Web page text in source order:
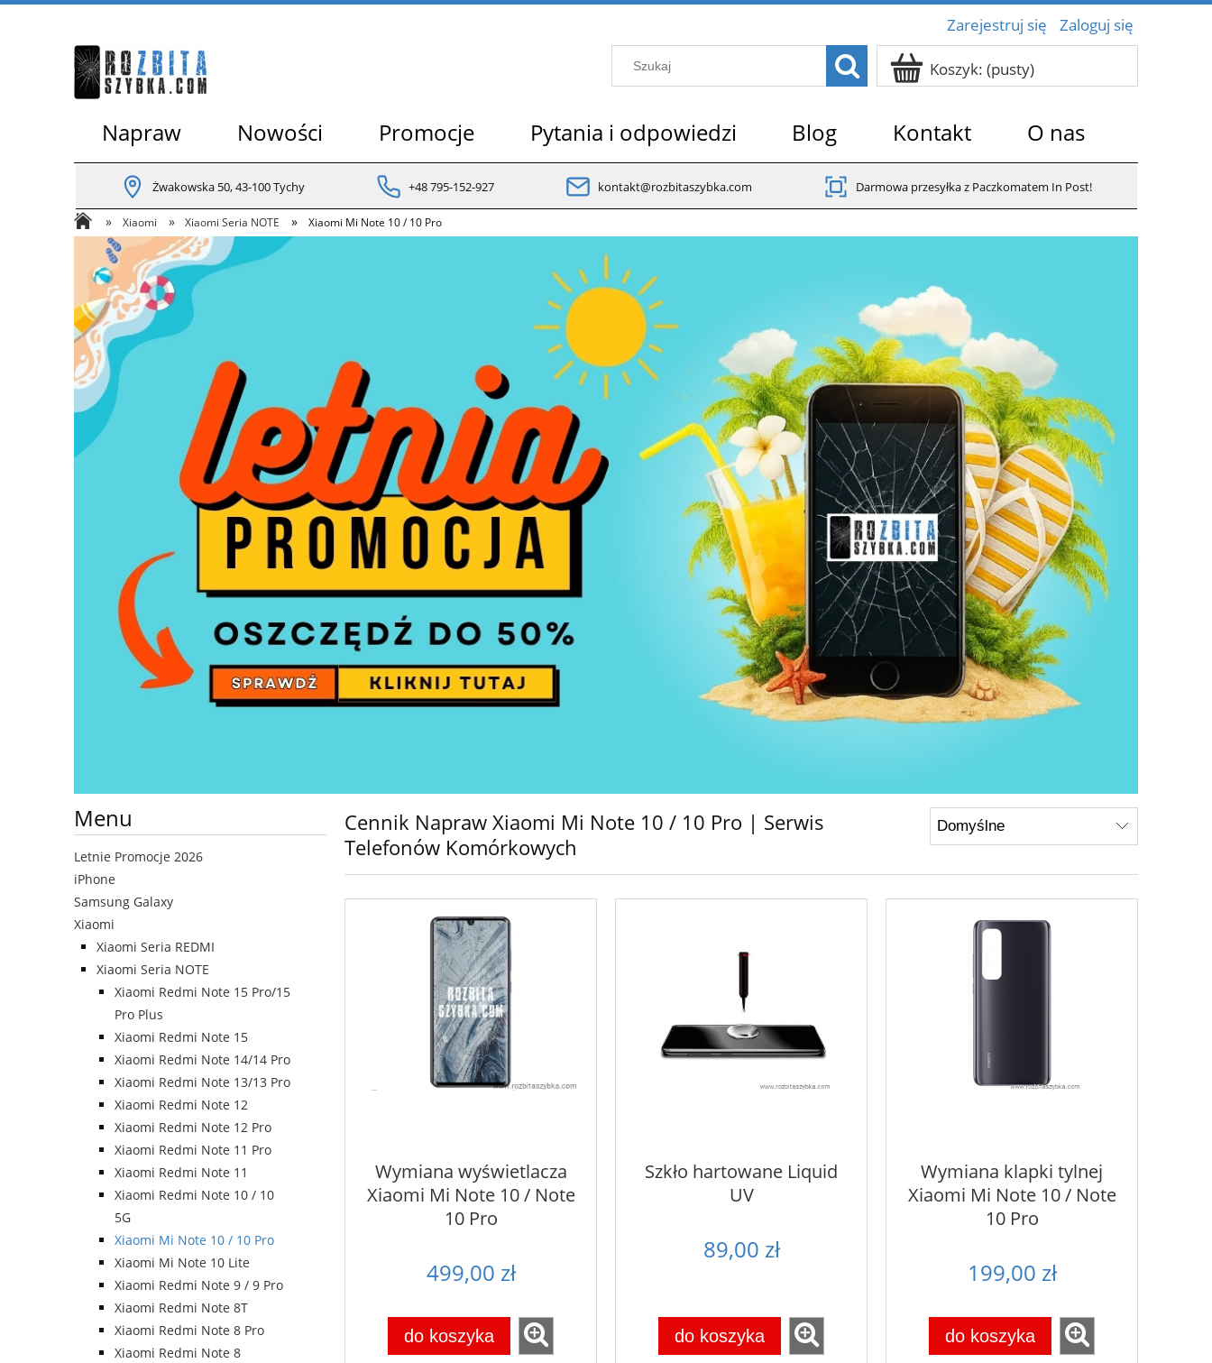
Zarejestruj się Zaloguj się
Koszyk: (pusty)
Napraw Nowości Promocje Pytania i odpowiedzi Blog Kontakt O nas
Żwakowska 50, 43-100 Tychy +48 795-152-927 kontakt@rozbitaszybka.com Darmowa przesyłka z Paczkomatem In Post!
» Xiaomi » Xiaomi Seria NOTE » Xiaomi Mi Note 10 / 10 Pro
Menu
Letnie Promocje 2026
iPhone
Samsung Galaxy
Xiaomi
Xiaomi Seria REDMI
Xiaomi Seria NOTE
Xiaomi Redmi Note 15 Pro/15
Pro Plus
Xiaomi Redmi Note 15
Xiaomi Redmi Note 14/14 Pro
Xiaomi Redmi Note 13/13 Pro
Xiaomi Redmi Note 12
Xiaomi Redmi Note 12 Pro
Xiaomi Redmi Note 11 Pro
Xiaomi Redmi Note 11
Xiaomi Redmi Note 10 / 10
5G
Xiaomi Mi Note 10 / 10 Pro
Xiaomi Mi Note 10 Lite
Xiaomi Redmi Note 9 / 9 Pro
Xiaomi Redmi Note 8T
Xiaomi Redmi Note 8 Pro
Xiaomi Redmi Note 8
Cennik Napraw Xiaomi Mi Note 10 / 10 Pro | Serwis
Telefonów Komórkowych
Wymiana wyświetlacza
Xiaomi Mi Note 10 / Note
10 Pro
499,00 zł
do koszyka
Szkło hartowane Liquid
UV
89,00 zł
do koszyka
Wymiana klapki tylnej
Xiaomi Mi Note 10 / Note
10 Pro
199,00 zł
do koszyka